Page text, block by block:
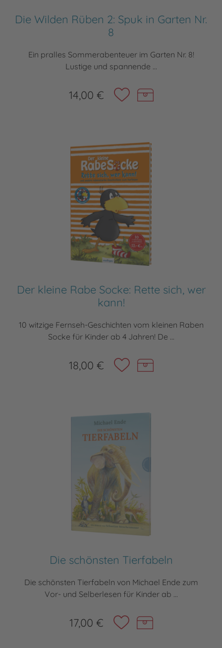
Die Wilden Rüben 2: Spuk in Garten Nr.
8
Ein pralles Sommerabenteuer im Garten Nr. 8!
Lustige und spannende ...
14,00 €
Der kleine Rabe Socke: Rette sich, wer
kann!
10 witzige Fernseh-Geschichten vom kleinen Raben
Socke für Kinder ab 4 Jahren! De ...
18,00 €
Die schönsten Tierfabeln
Die schönsten Tierfabeln von Michael Ende zum
Vor- und Selberlesen für Kinder ab ...
17,00 €